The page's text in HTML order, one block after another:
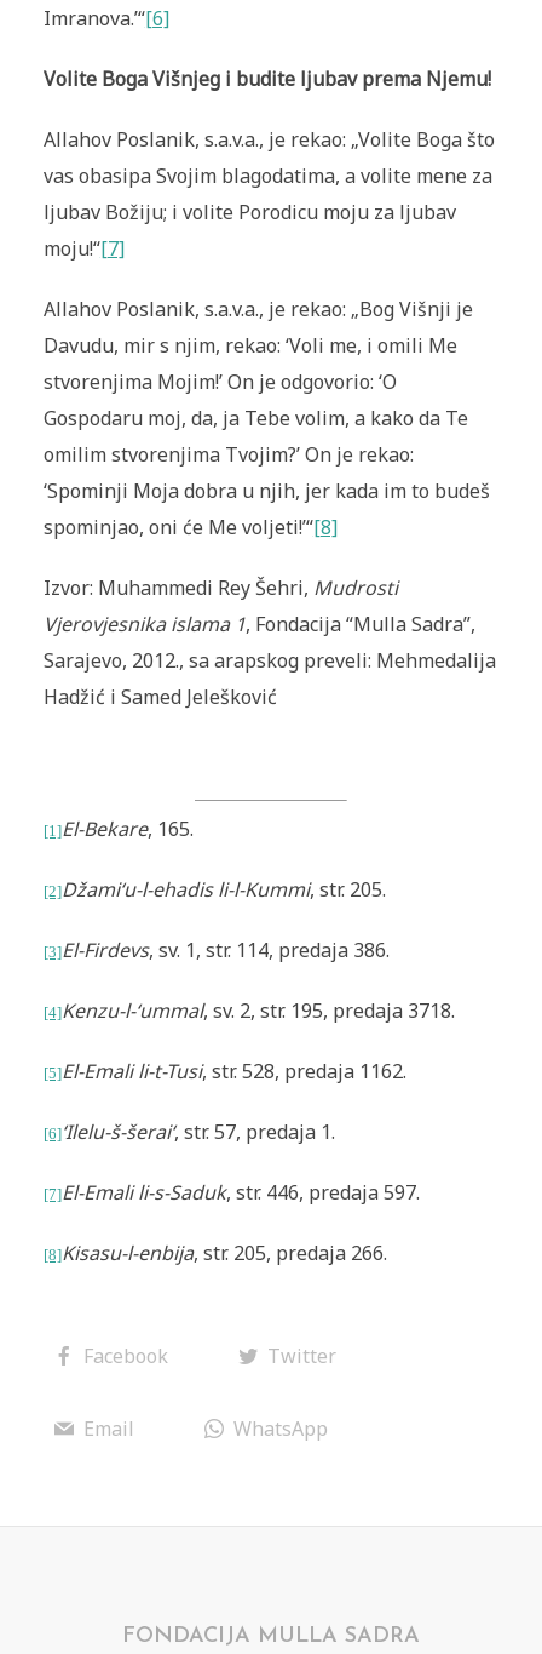
Imranova.’“[6]
Volite Boga Višnjeg i budite ljubav prema Njemu!
Allahov Poslanik, s.a.v.a., je rekao: „Volite Boga što
vas obasipa Svojim blagodatima, a volite mene za
ljubav Božiju; i volite Porodicu moju za ljubav
moju!“[7]
Allahov Poslanik, s.a.v.a., je rekao: „Bog Višnji je
Davudu, mir s njim, rekao: ‘Voli me, i omili Me
stvorenjima Mojim!’ On je odgovorio: ‘O
Gospodaru moj, da, ja Tebe volim, a kako da Te
omilim stvorenjima Tvojim?’ On je rekao:
‘Spominji Moja dobra u njih, jer kada im to budeš
spominjao, oni će Me voljeti!’“[8]
Izvor: Muhammedi Rey Šehri, Mudrosti
Vjerovjesnika islama 1, Fondacija “Mulla Sadra”,
Sarajevo, 2012., sa arapskog preveli: Mehmedalija
Hadžić i Samed Jelešković
[1]El-Bekare, 165.
[2]Džami‘u-l-ehadis li-l-Kummi, str. 205.
[3]El-Firdevs, sv. 1, str. 114, predaja 386.
[4]Kenzu-l-‘ummal, sv. 2, str. 195, predaja 3718.
[5]El-Emali li-t-Tusi, str. 528, predaja 1162.
[6]‘Ilelu-š-šerai‘, str. 57, predaja 1.
[7]El-Emali li-s-Saduk, str. 446, predaja 597.
[8]Kisasu-l-enbija, str. 205, predaja 266.
Facebook Twitter
Email WhatsApp
FONDACIJA MULLA SADRA